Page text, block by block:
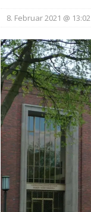
8. Februar 2021 @ 13:02